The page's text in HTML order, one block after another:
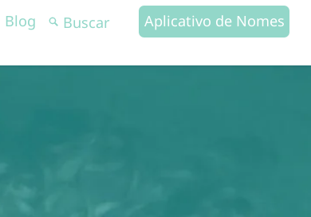
Blog Aplicativo de Nomes